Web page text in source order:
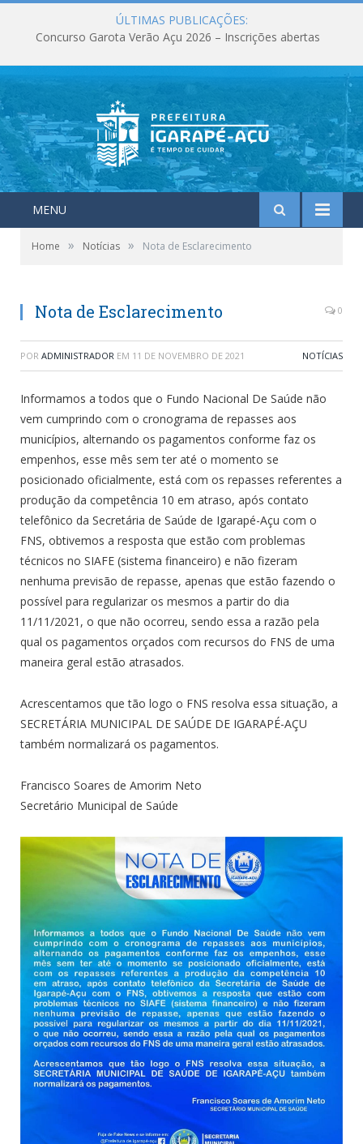
ÚLTIMAS PUBLICAÇÕES:
Concurso Garota Verão Açu 2026 – Inscrições abertas
MENU
Home » Notícias » Nota de Esclarecimento
Nota de Esclarecimento 0
POR ADMINISTRADOR EM 11 DE NOVEMBRO DE 2021 NOTÍCIAS
Informamos a todos que o Fundo Nacional De Saúde não
vem cumprindo com o cronograma de repasses aos
municípios, alternando os pagamentos conforme faz os
empenhos, esse mês sem ter até o momento se
posicionado oficialmente, está com os repasses referentes a
produção da competência 10 em atraso, após contato
telefônico da Secretária de Saúde de Igarapé-Açu com o
FNS, obtivemos a resposta que estão com problemas
técnicos no SIAFE (sistema financeiro) e não fizeram
nenhuma previsão de repasse, apenas que estão fazendo o
possível para regularizar os mesmos a partir do dia
11/11/2021, o que não ocorreu, sendo essa a razão pela
qual os pagamentos orçados com recursos do FNS de uma
maneira geral estão atrasados.
Acrescentamos que tão logo o FNS resolva essa situação, a
SECRETÁRIA MUNICIPAL DE SAÚDE DE IGARAPÉ-AÇU
também normalizará os pagamentos.
Francisco Soares de Amorim Neto
Secretário Municipal de Saúde